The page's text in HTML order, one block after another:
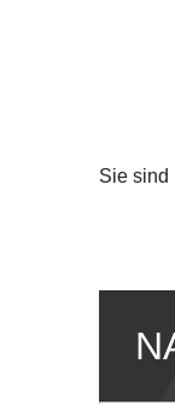
Sie sind